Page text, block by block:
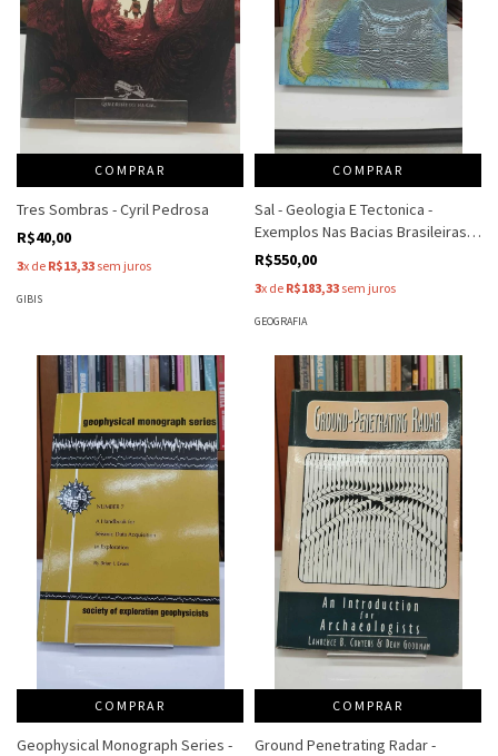
COMPRAR
Tres Sombras - Cyril Pedrosa
R$40,00
3x de R$13,33 sem juros
GIBIS
COMPRAR
Sal - Geologia E Tectonica -
Exemplos Nas Bacias Brasileiras -
Webster Mohriak - Peter Szatmari
R$550,00
3x de R$183,33 sem juros
GEOGRAFIA
COMPRAR
Geophysical Monograph Series -
COMPRAR
Ground Penetrating Radar -